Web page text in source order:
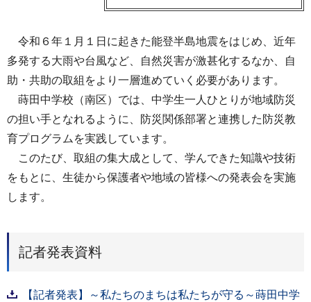
令和６年１月１日に起きた能登半島地震をはじめ、近年
多発する大雨や台風など、自然災害が激甚化するなか、自
助・共助の取組をより一層進めていく必要があります。
蒔田中学校（南区）では、中学生一人ひとりが地域防災
の担い手となれるように、防災関係部署と連携した防災教
育プログラムを実践しています。
このたび、取組の集大成として、学んできた知識や技術
をもとに、生徒から保護者や地域の皆様への発表会を実施
します。
記者発表資料
【記者発表】～私たちのまちは私たちが守る～蒔田中学